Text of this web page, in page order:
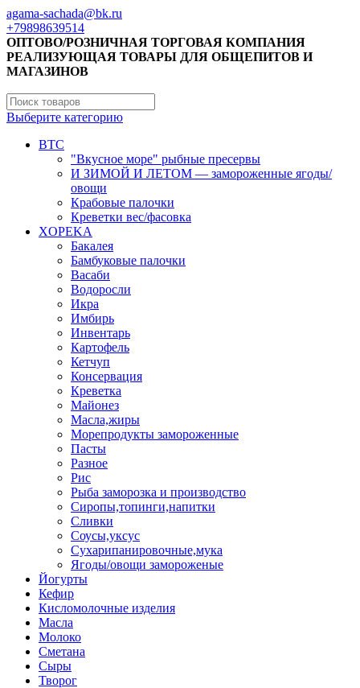
agama-sachada@bk.ru
+79898639514
ОПТОВО/РОЗНИЧНАЯ ТОРГОВАЯ КОМПАНИЯ
РЕАЛИЗУЮЩАЯ ТОВАРЫ ДЛЯ ОБЩЕПИТОВ И
МАГАЗИНОВ
Выберите категорию
BTC
"Вкусное море" рыбные пресервы
И ЗИМОЙ И ЛЕТОМ — замороженные ягоды/
овощи
Крабовые палочки
Креветки вес/фасовка
XOPEKA
Бакалея
Бамбуковые палочки
Васаби
Водоросли
Икра
Имбирь
Инвентарь
Картофель
Кетчуп
Консервация
Креветка
Майонез
Масла,жиры
Морепродукты замороженные
Пасты
Разное
Рис
Рыба заморозка и производство
Сиропы,топинги,напитки
Сливки
Соусы,уксус
Сухарипанировочные,мука
Ягоды/овощи замороженые
Йогурты
Кефир
Кисломолочные изделия
Масла
Молоко
Сметана
Сыры
Творог